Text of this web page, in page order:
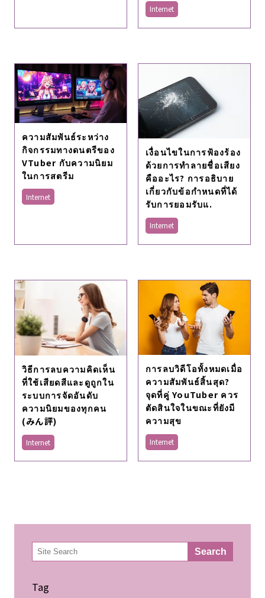
Internet
ความสัมพันธ์ระหว่าง
กิจกรรมทางดนตรีของ
VTuber กับความนิยม
ในการสตรีม
Internet
เงื่อนไขในการฟ้องร้อง
ด้วยการทำลายชื่อเสียง
คืออะไร? การอธิบาย
เกี่ยวกับข้อกำหนดที่ได้
รับการยอมรับแ.
Internet
วิธีการลบความคิดเห็น
ที่ใช้เสียดสีและดูถูกใน
ระบบการจัดอันดับ
ความนิยมของทุกคน
(みん評)
Internet
การลบวิดีโอทั้งหมดเมื่อ
ความสัมพันธ์สิ้นสุด?
จุดที่คู่ YouTuber ควร
ตัดสินใจในขณะที่ยังมี
ความสุข
Internet
検
索 Search
Tag